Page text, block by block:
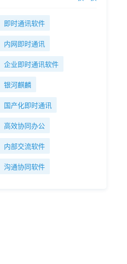
即时通讯软件
内网即时通讯
企业即时通讯软件
银河麒麟
国产化即时通讯
高效协同办公
内部交流软件
沟通协同软件